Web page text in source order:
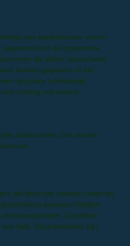
een patiëntdossier samen
over de uitgevoerde
die elders, bijvoorbeeld
kunnen gegevens uit het
hij/zij daar uitdrukkelijk
overleg met andere
administratie. Ook worden
dat deze niet verloren raken en
betrokken personen hebben
een waarnemer. Zij hebben
taak. Deze personen zijn